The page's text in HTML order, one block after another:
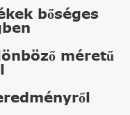
bőséges
méretű